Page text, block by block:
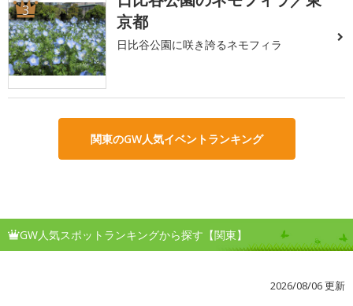
3
京都
日比谷公園に咲き誇るネモフィラ
関東のGW人気イベントランキング
GW人気スポットランキングから探す【関東】
2026/08/06 更新